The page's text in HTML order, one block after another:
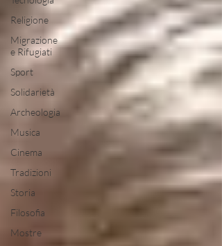
Religione
Migrazione
e Rifugiati
Sport
Solidarietà
Archeologia
Musica
Cinema
Tradizioni
Storia
Filosofia
Mostre